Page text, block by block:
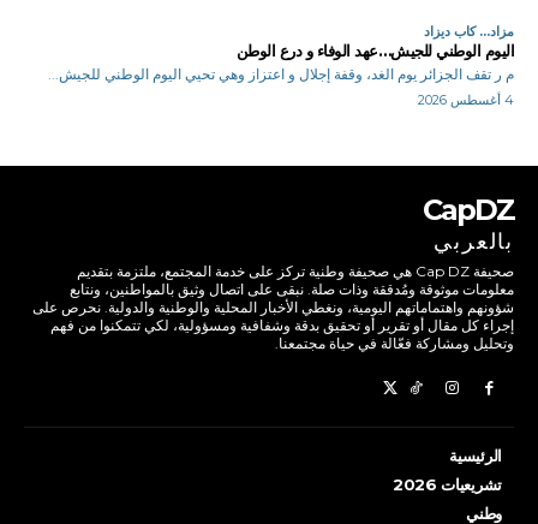
مزاد... كاب ديزاد
اليوم الوطني للجيش…عهد الوفاء و درع الوطن
م ر تقف الجزائر يوم الغد، وقفة إجلال و اعتزاز وهي تحيي اليوم الوطني للجيش...
4 أغسطس 2026
CapDZ
بالعربي
صحيفة Cap DZ هي صحيفة وطنية تركز على خدمة المجتمع، ملتزمة بتقديم
معلومات موثوقة ومُدققة وذات صلة. نبقى على اتصال وثيق بالمواطنين، ونتابع
شؤونهم واهتماماتهم اليومية، ونغطي الأخبار المحلية والوطنية والدولية. نحرص على
إجراء كل مقال أو تقرير أو تحقيق بدقة وشفافية ومسؤولية، لكي تتمكنوا من فهم
وتحليل ومشاركة فعّالة في حياة مجتمعنا.
الرئيسية
تشريعيات 2026
وطني